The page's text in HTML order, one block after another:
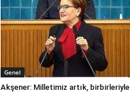
Genel
Akşener: Milletimiz artık, birbirleriyle